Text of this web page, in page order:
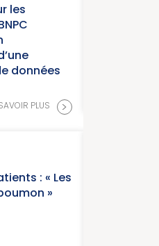
les
données
PLUS >
: « Les
»